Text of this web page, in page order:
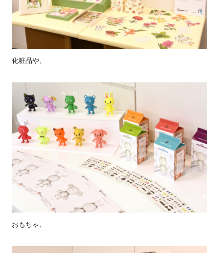
化粧品や、
おもちゃ、